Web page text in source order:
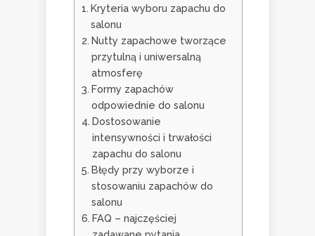
Kryteria wyboru zapachu do
salonu
Nutty zapachowe tworzące
przytulną i uniwersalną
atmosferę
Formy zapachów
odpowiednie do salonu
Dostosowanie
intensywności i trwałości
zapachu do salonu
Błędy przy wyborze i
stosowaniu zapachów do
salonu
FAQ – najczęściej